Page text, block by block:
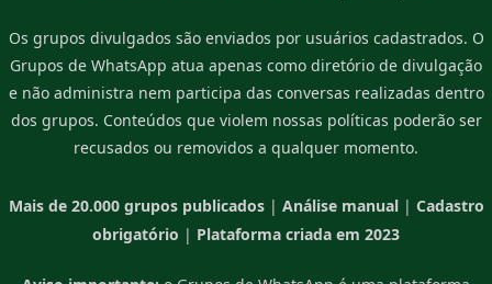
Os grupos divulgados são enviados por usuários cadastrados. O
Grupos de WhatsApp atua apenas como diretório de divulgação
e não administra nem participa das conversas realizadas dentro
dos grupos. Conteúdos que violem nossas políticas poderão ser
recusados ou removidos a qualquer momento.
Mais de 20.000 grupos publicados| Análise manual| Cadastro
obrigatório | Plataforma criada em 2023